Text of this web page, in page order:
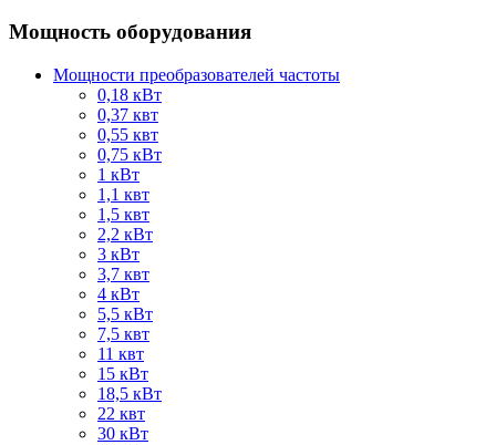
Мощность оборудования
Мощности преобразователей частоты
0,18 кВт
0,37 квт
0,55 квт
0,75 кВт
1 кВт
1,1 квт
1,5 квт
2,2 кВт
3 кВт
3,7 квт
4 кВт
5,5 кВт
7,5 квт
11 квт
15 кВт
18,5 кВт
22 квт
30 кВт